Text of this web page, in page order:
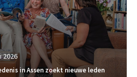
2026
in Assen zoekt nieuwe leden